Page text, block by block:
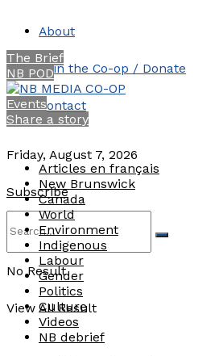
About
Join the Co-op / Donate
Contact
Friday, August 7, 2026
Subscribe
No Result
View All Result
The Brief
NB POD
Events
Share a story
Articles en français
New Brunswick
Canada
World
Environment
Indigenous
Labour
Gender
Politics
Culture
Videos
NB debrief